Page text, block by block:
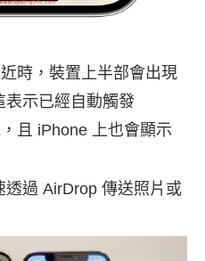
時，裝置上半部會出現
表示已經自動觸發
且 iPhone 上也會顯示
透過 AirDrop 傳送照片或